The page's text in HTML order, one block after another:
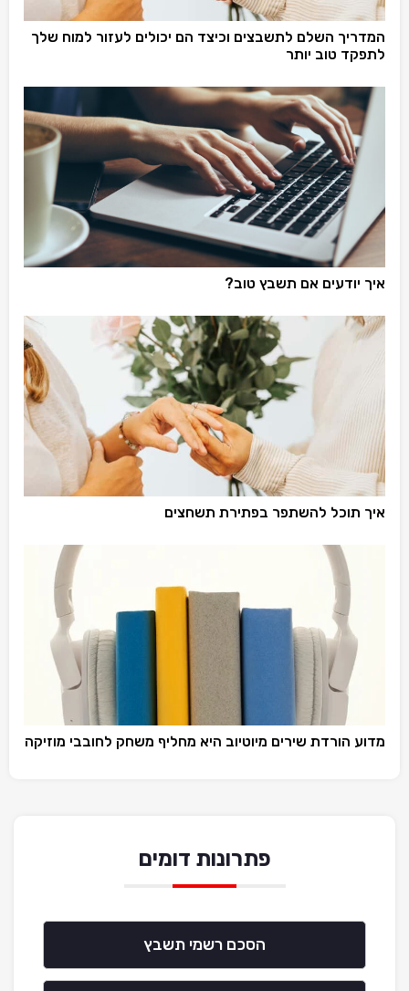
המדריך השלם לתשבצים וכיצד הם יכולים לעזור למוח שלך
לתפקד טוב יותר
איך יודעים אם תשבץ טוב?
איך תוכל להשתפר בפתירת תשחצים
מדוע הורדת שירים מיוטיוב היא מחליף משחק לחובבי מוזיקה
פתרונות דומים
הסכם רשמי תשבץ